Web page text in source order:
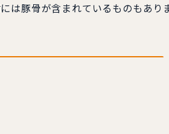
は豚骨が含まれているものもあり